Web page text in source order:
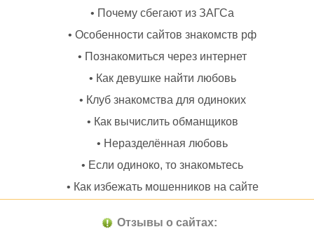
• Почему сбегают из ЗАГСа
• Особенности сайтов знакомств рф
• Познакомиться через интернет
• Как девушке найти любовь
• Клуб знакомства для одиноких
• Как вычислить обманщиков
• Неразделённая любовь
• Если одиноко, то знакомьтесь
• Как избежать мошенников на сайте
Отзывы о сайтах: